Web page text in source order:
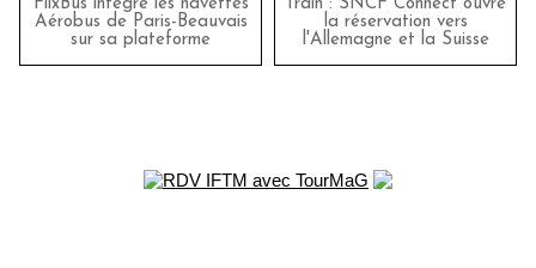
FlixBus intègre les navettes
Aérobus de Paris-Beauvais
sur sa plateforme
Train : SNCF Connect ouvre
la réservation vers
l'Allemagne et la Suisse